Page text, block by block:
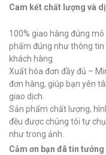
Cam kết chất lượng và
100% giao hàng đúng
phẩm đúng như thông
khách hàng.
Xuất hóa đơn đầy đủ –
đơn hàng, giúp bạn yên
giao dịch.
Sản phẩm chất lượng,
đều được chúng tôi tự
như trong ảnh.
Cảm ơn bạn đã tin